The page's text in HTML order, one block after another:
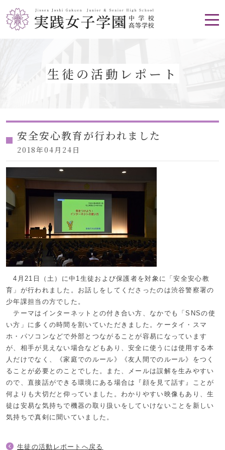
生徒の活動レポート
安全安心教育が行われました
2018年04月24日
4月21日（土）に中1生徒および保護者を対象に「安全安心教
育」が行われました。お話しをしてくださったのは渋谷警察署の
少年課担当の方でした。
テーマはインターネットとの付き合い方、なかでも「SNSの使
い方」に多くの時間を割いていただきました。ケータイ・スマ
ホ・パソコンなどで外部とつながることが容易になっています
が、相手が見えない場合などもあり、安全に使うには使用する本
人だけでなく、《家庭でのルール》《友人間でのルール》をつく
ることが必要とのことでした。また、メールは誤解を生みやすい
ので、直接話ができる環境にある場合は『顔を見て話す』ことが
何よりも大切だと仰っていました。わかりやすい映像もあり、生
徒は安易な気持ちで機器の取り扱いをしていけないことを新しい
気持ちで真剣に聞いていました。
生徒の活動レポートへ戻る